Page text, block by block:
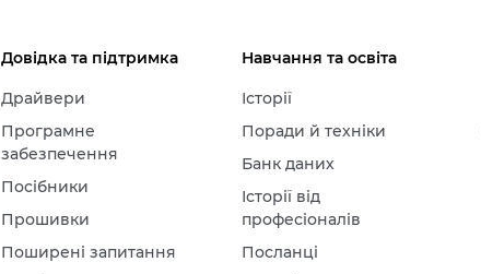
Довідка та підтримка
Драйвери
Програмне
забезпечення
Посібники
Прошивки
Поширені запитання
Навчання та освіта
Історії
Поради й техніки
Банк даних
Історії від
професіоналів
Посланці